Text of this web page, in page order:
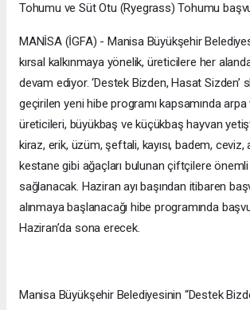
Tohumu ve Süt Otu (Ryegrass) Tohumu
MANİSA (İGFA) - Manisa Büyükşehir
kırsal kalkınmaya yönelik, üreticilere her
devam ediyor. ‘Destek Bizden, Hasat Sizden’
geçirilen yeni hibe programı kapsamında
üreticileri, büyükbaş ve küçükbaş hayvan
kiraz, erik, üzüm, şeftali, kayısı, badem, ceviz,
kestane gibi ağaçları bulunan çiftçilere
sağlanacak. Haziran ayı başından itibaren
alınmaya başlanacağı hibe programında
Haziran’da sona erecek.
Manisa Büyükşehir Belediyesinin “Destek